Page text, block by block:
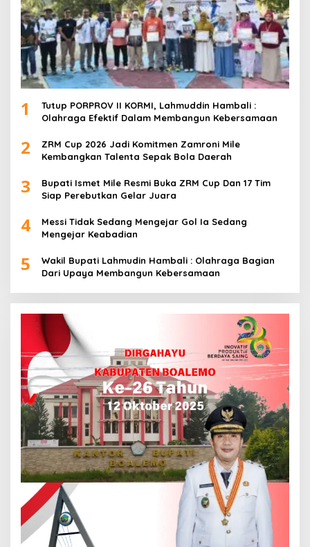
1
Tutup PORPROV II KORMI, Lahmuddin Hambali :
Olahraga Efektif Dalam Membangun Kebersamaan
2
ZRM Cup 2026 Jadi Komitmen Zamroni Mile
Kembangkan Talenta Sepak Bola Daerah
3
Bupati Ismet Mile Resmi Buka ZRM Cup Dan 17 Tim
Siap Perebutkan Gelar Juara
4
Messi Tidak Sedang Mengejar Gol Ia Sedang
Mengejar Keabadian
5
Wakil Bupati Lahmudin Hambali : Olahraga Bagian
Dari Upaya Membangun Kebersamaan